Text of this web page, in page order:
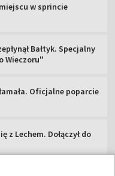
w sprincie
Bałtyk. Specjalny
Wieczoru"
Oficjalne poparcie
z Lechem. Dołączył do